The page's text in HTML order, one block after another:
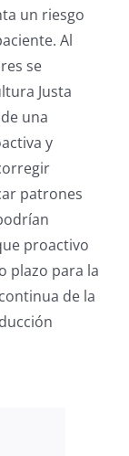
un riesgo
Al
se
Justa
una
y
patrones
proactivo
plazo para la
de la